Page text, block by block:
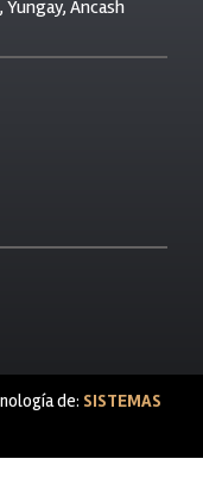
Ancash
de: SISTEMAS